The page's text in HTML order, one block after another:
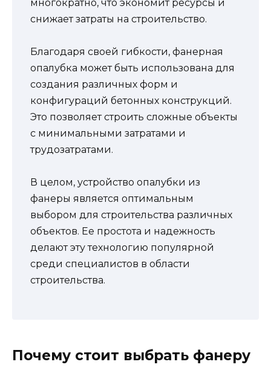
многократно, что экономит ресурсы и
снижает затраты на строительство.
Благодаря своей гибкости, фанерная
опалубка может быть использована для
создания различных форм и
конфигураций бетонных конструкций.
Это позволяет строить сложные объекты
с минимальными затратами и
трудозатратами.
В целом, устройство опалубки из
фанеры является оптимальным
выбором для строительства различных
объектов. Ее простота и надежность
делают эту технологию популярной
среди специалистов в области
строительства.
Почему стоит выбрать фанеру